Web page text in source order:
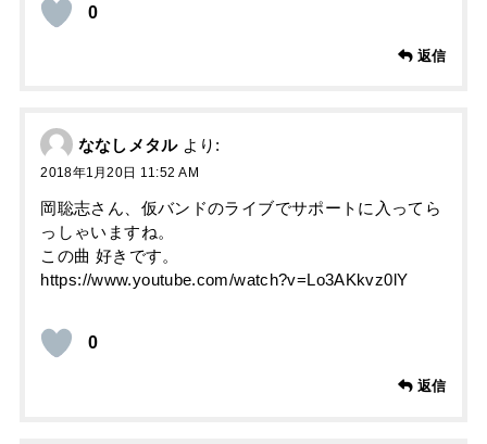
0
返信
ななしメタル より:
2018年1月20日 11:52 AM
岡聡志さん、仮バンドのライブでサポートに入ってら
っしゃいますね。
この曲 好きです。
https://www.youtube.com/watch?v=Lo3AKkvz0lY
0
返信